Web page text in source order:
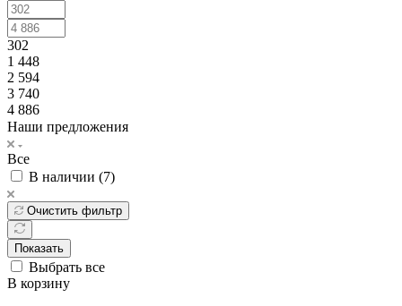
302
1 448
2 594
3 740
4 886
Наши предложения
Все
В наличии (7)
Очистить фильтр
Показать
Выбрать все
В корзину